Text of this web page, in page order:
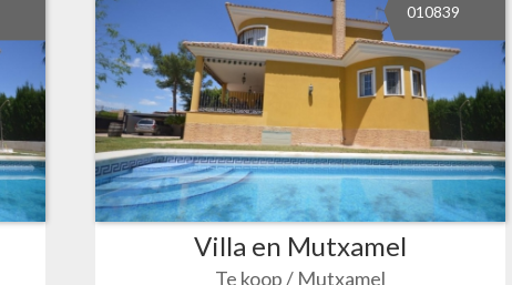
010839
Villa en Mutxamel
Te koop / Mutxamel